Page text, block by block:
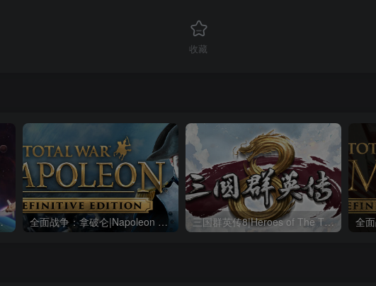
收藏
整合全DLC 全面战争：拿破仑|Napoleon Total War|1.3.0|整合全DLC 三国群英传8|Heroes of The Three Kingdoms 8|2.3.1|整合全DLC